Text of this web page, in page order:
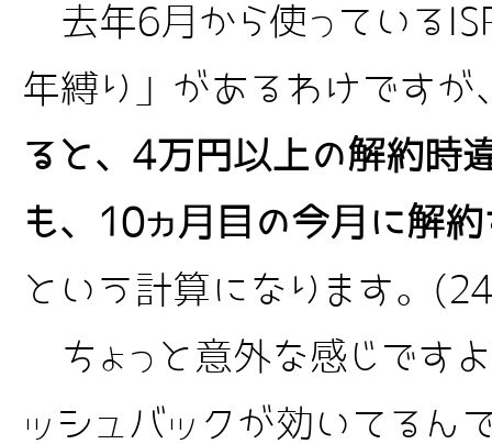
去年6月から使っている
年縛り」があるわけですが
ると、4万円以上の解約時
も、10ヵ月目の今月に解
という計算になります。
ちょっと意外な感じです
ッシュバックが効いてるん